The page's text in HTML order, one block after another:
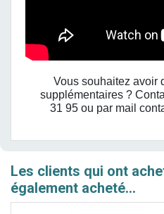
Vous souhaitez avoir
supplémentaires ?
31 95 ou par mail
Les clients qui ont
également acheté...